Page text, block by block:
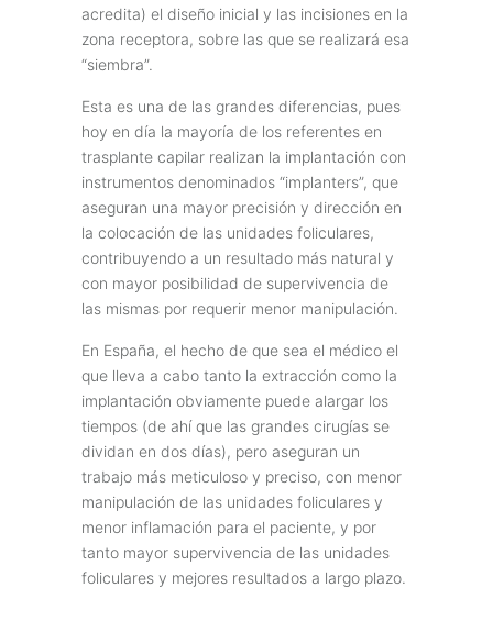
acredita) el diseño inicial y las incisiones en la
zona receptora, sobre las que se realizará esa
“siembra”.
Esta es una de las grandes diferencias, pues
hoy en día la mayoría de los referentes en
trasplante capilar realizan la implantación con
instrumentos denominados “implanters”, que
aseguran una mayor precisión y dirección en
la colocación de las unidades foliculares,
contribuyendo a un resultado más natural y
con mayor posibilidad de supervivencia de
las mismas por requerir menor manipulación.
En España, el hecho de que sea el médico el
que lleva a cabo tanto la extracción como la
implantación obviamente puede alargar los
tiempos (de ahí que las grandes cirugías se
dividan en dos días), pero aseguran un
trabajo más meticuloso y preciso, con menor
manipulación de las unidades foliculares y
menor inflamación para el paciente, y por
tanto mayor supervivencia de las unidades
foliculares y mejores resultados a largo plazo.